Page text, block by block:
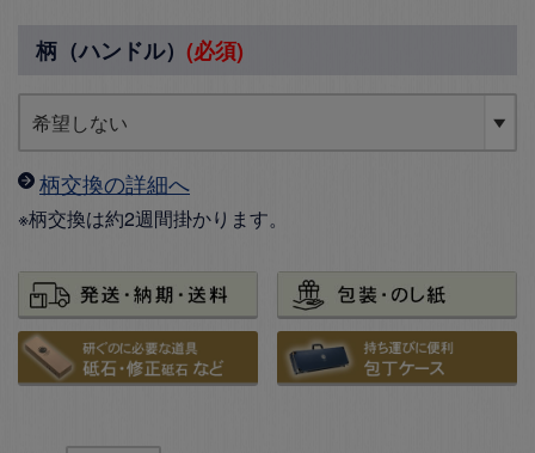
柄（ハンドル） (必須)
柄交換の詳細へ
※柄交換は約2週間掛かります。